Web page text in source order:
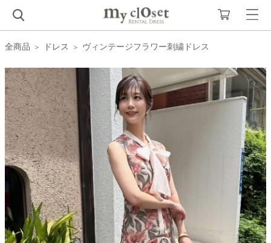
全商品 ドレス ヴィンテージフラワー刺繍ドレス